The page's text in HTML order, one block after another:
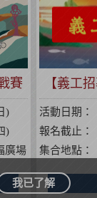
賽
)
)
廣場
【義工
活動日期：
報名截止：
集合地點：
我已了解